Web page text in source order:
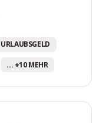
URLAUBSGELD
... +10 MEHR